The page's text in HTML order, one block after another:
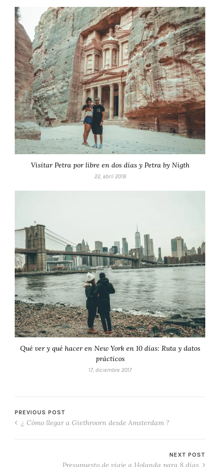
Visitar Petra por libre en dos días y Petra by Nigth
22, abril 2018
Qué ver y qué hacer en New York en 10 días: Ruta y datos
prácticos
17, diciembre 2017
PREVIOUS POST
¿ Cómo llegar a Giethroorn desde Amsterdam ?
NEXT POST
Presupuesto de viaje a Holanda para 8 días